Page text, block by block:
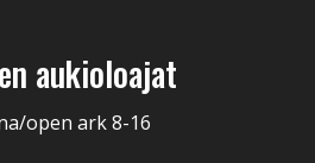
aukioloajat
open ark 8-16